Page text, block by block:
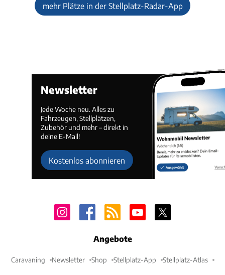
mehr Plätze in der Stellplatz-Radar-App
Newsletter
Jede Woche neu. Alles zu
Fahrzeugen, Stellplätzen,
Zubehör und mehr – direkt in
deine E-Mail!
Kostenlos abonnieren
Angebote
Caravaning Newsletter Shop Stellplatz-App Stellplatz-Atlas